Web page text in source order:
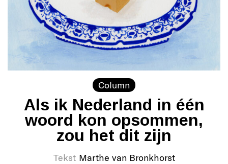
Column
Als ik Nederland in één
woord kon opsommen,
zou het dit zijn
Tekst Marthe van Bronkhorst